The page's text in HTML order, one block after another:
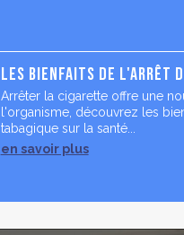
Les bienfaits de l'arrêt
Arrêter la cigarette offre une
l'organisme, découvrez les
tabagique sur la santé...
en savoir plus